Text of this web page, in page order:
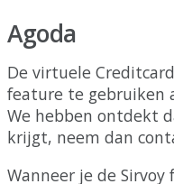
Agoda
De virtuele
feature te gebruiken
We hebben ontdekt
krijgt, neem dan
Wanneer je de Sirvoy